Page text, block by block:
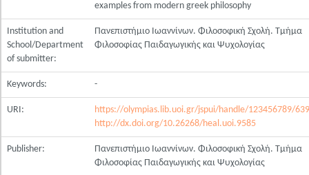
examples from modern greek philosophy
Institution and
School/Department
of submitter:
Πανεπιστήμιο Ιωαννίνων. Φιλοσοφική Σχολή. Τμήμα
Φιλοσοφίας Παιδαγωγικής και Ψυχολογίας
Keywords: -
URI:
https://olympias.lib.uoi.gr/jspui/handle/123456789/
http://dx.doi.org/10.26268/heal.uoi.9585
Publisher:
Πανεπιστήμιο Ιωαννίνων. Φιλοσοφική Σχολή. Τμήμα
Φιλοσοφίας Παιδαγωγικής και Ψυχολογίας